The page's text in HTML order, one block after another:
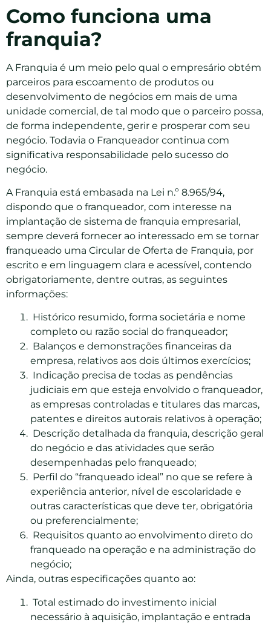
Como funciona uma
franquia?
A Franquia é um meio pelo qual o empresário obtém
parceiros para escoamento de produtos ou
desenvolvimento de negócios em mais de uma
unidade comercial, de tal modo que o parceiro possa,
de forma independente, gerir e prosperar com seu
negócio. Todavia o Franqueador continua com
significativa responsabilidade pelo sucesso do
negócio.
A Franquia está embasada na Lei n.º 8.965/94,
dispondo que o franqueador, com interesse na
implantação de sistema de franquia empresarial,
sempre deverá fornecer ao interessado em se tornar
franqueado uma Circular de Oferta de Franquia, por
escrito e em linguagem clara e acessível, contendo
obrigatoriamente, dentre outras, as seguintes
informações:
Histórico resumido, forma societária e nome
completo ou razão social do franqueador;
Balanços e demonstrações financeiras da
empresa, relativos aos dois últimos exercícios;
Indicação precisa de todas as pendências
judiciais em que esteja envolvido o franqueador,
as empresas controladas e titulares das marcas,
patentes e direitos autorais relativos à operação;
Descrição detalhada da franquia, descrição geral
do negócio e das atividades que serão
desempenhadas pelo franqueado;
Perfil do “franqueado ideal” no que se refere à
experiência anterior, nível de escolaridade e
outras características que deve ter, obrigatória
ou preferencialmente;
Requisitos quanto ao envolvimento direto do
franqueado na operação e na administração do
negócio;
Ainda, outras especificações quanto ao:
Total estimado do investimento inicial
necessário à aquisição, implantação e entrada